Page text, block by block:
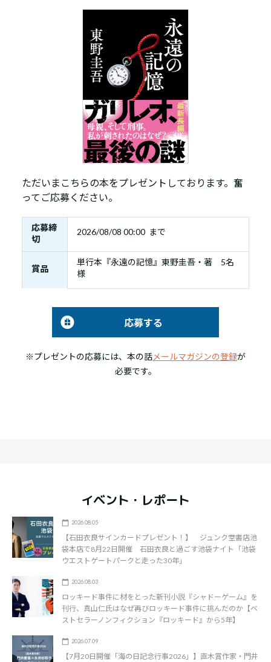
ただいまこちらの本をプレゼントしております。奮
ってご応募ください。
応募締
切
2026/08/08 00:00 まで
賞品
単行本『永遠の記憶』東野圭吾・著 5名
様
応募する
※プレゼントの応募には、本の話メールマガジンの登録が
必要です。
イベント・レポート
2026.08.05
【石田衣良サインカードプレゼント！】 ジュンク堂書店池
袋本店で8月22日開催 石田衣良と過ごす池袋ナイト「池袋
ウエストゲートパークと走った30年」
2026.08.03
ロッキード事件に材をとった新刊小説『シャドーゲーム』を
刊行、真山仁氏はなぜ再びロッキード事件に挑んだのか【ベ
ストセラーノンフィクション『ロッキード』から5年】
2026.07.09
【7月20日開催「海の日記念行事2026」】直木賞作家・門井